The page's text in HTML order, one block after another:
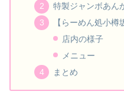
特製ジャンボあん
【らーめん処小樽
店内の様子
メニュー
まとめ